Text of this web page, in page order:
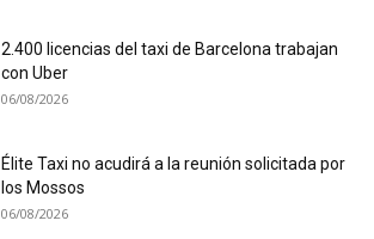
2.400 licencias del taxi de Barcelona trabajan
con Uber
06/08/2026
Élite Taxi no acudirá a la reunión solicitada por
los Mossos
06/08/2026